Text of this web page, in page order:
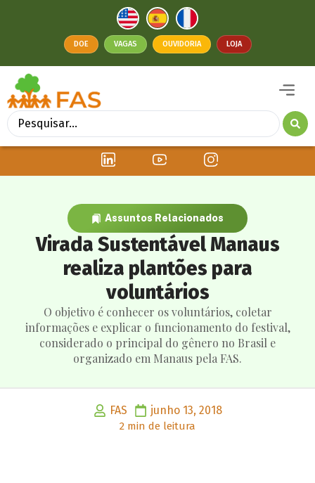
DOE VAGAS OUVIDORIA LOJA
Assuntos Relacionados
Virada Sustentável Manaus
realiza plantões para
voluntários
O objetivo é conhecer os voluntários, coletar
informações e explicar o funcionamento do festival,
considerado o principal do gênero no Brasil e
organizado em Manaus pela FAS.
FAS junho 13, 2018
2 min de leitura